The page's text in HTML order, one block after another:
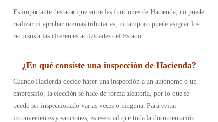
Es importante destacar que entre las funciones de Hacienda, no puede
realizar ni aprobar normas tributarias, ni tampoco puede asignar los
recursos a las diferentes actividades del Estado.
¿En qué consiste una inspección de Hacienda?
Cuando Hacienda decide hacer una inspección a un autónomo o un
empresario, la elección se hace de forma aleatoria, por lo que se
puede ser inspeccionado varias veces o ninguna. Para evitar
inconvenientes y sanciones, es esencial que toda la documentación